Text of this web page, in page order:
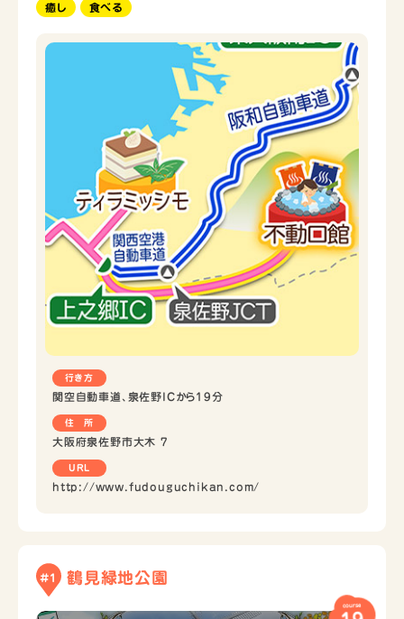
癒し 食べる
行き方
関空自動車道、泉佐野ICから19分
住 所
大阪府泉佐野市大木 7
URL
http://www.fudouguchikan.com/
#1 鶴見緑地公園
course